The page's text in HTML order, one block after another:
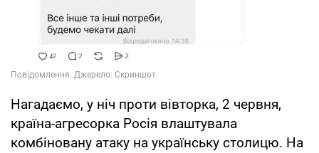
Нагадаємо, у ніч проти вівторка, 2 червня,
країна-агресорка Росія влаштувала
комбіновану атаку на українську столицю. На